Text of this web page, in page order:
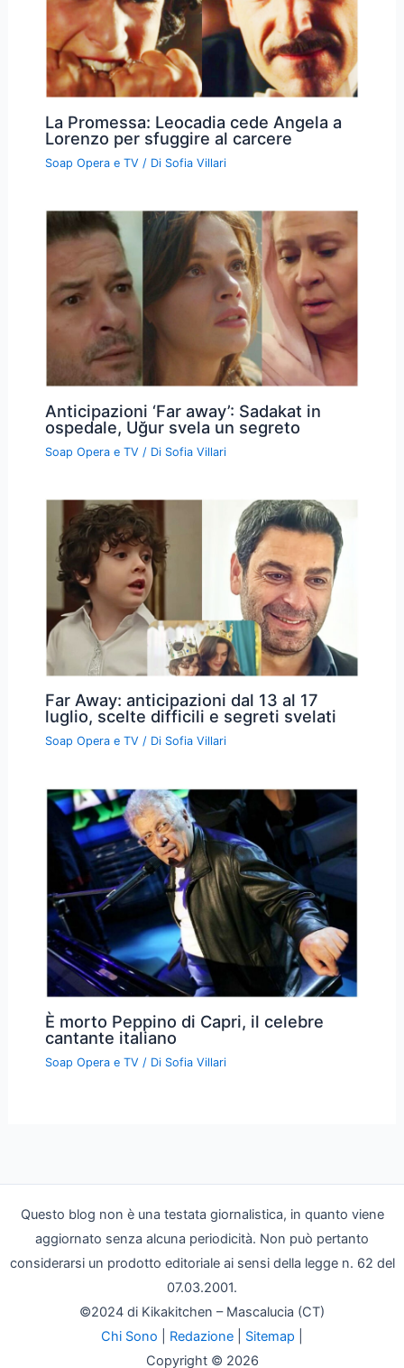
La Promessa: Leocadia cede Angela a
Lorenzo per sfuggire al carcere
Soap Opera e TV / Di Sofia Villari
Anticipazioni ‘Far away’: Sadakat in
ospedale, Uğur svela un segreto
Soap Opera e TV / Di Sofia Villari
Far Away: anticipazioni dal 13 al 17
luglio, scelte difficili e segreti svelati
Soap Opera e TV / Di Sofia Villari
È morto Peppino di Capri, il celebre
cantante italiano
Soap Opera e TV / Di Sofia Villari
Questo blog non è una testata giornalistica, in quanto viene
aggiornato senza alcuna periodicità. Non può pertanto
considerarsi un prodotto editoriale ai sensi della legge n. 62 del
07.03.2001.
©2024 di Kikakitchen – Mascalucia (CT)
Chi Sono
Redazione Sitemap
Copyright © 2026